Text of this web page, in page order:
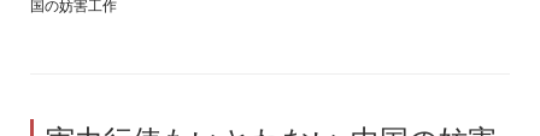
国の妨害工作